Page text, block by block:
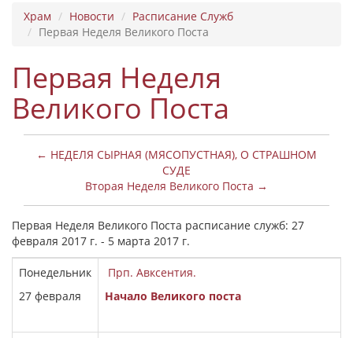
Храм Новости
Расписание Служб
Первая Неделя Великого Поста
Первая Неделя
Великого Поста
← НЕДЕЛЯ СЫРНАЯ (МЯСОПУСТНАЯ), О СТРАШНОМ
СУДЕ
Вторая Неделя Великого Поста →
Первая Неделя Великого Поста расписание служб: 27
февраля 2017 г. - 5 марта 2017 г.
Понедельник
27 февраля
Прп. Авксентия.
Начало Великого поста